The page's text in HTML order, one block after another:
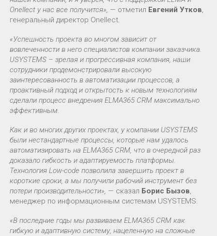
Onellect у нас все получится», — отметил Евгений Утков,
генеральный директор Onellect.
«Успешность проекта во многом зависит от
вовлеченности в него специалистов компании заказчика.
USYSTEMS – зрелая и прогрессивная компания, наши
сотрудники продемонстрировали высокую
заинтересованность в автоматизации процессов, а
проактивный подход и открытость к новым технологиям
сделали процесс внедрения ELMA365 CRM максимально
эффективным.
Как и во многих других проектах, у компании USYSTEMS
были нестандартные процессы, которые нам удалось
автоматизировать на ELMA365 CRM, что в очередной раз
доказало гибкость и адаптируемость платформы.
Технология Low-code позволила завершить проект в
короткие сроки, а мы получили рабочий инструмент без
потери производительности», — сказал Борис Бызов,
менеджер по информационным системам USYSTEMS.
«В последние годы мы развиваем ELMA365 CRM как
гибкую и адаптивную систему, нацеленную на сложные